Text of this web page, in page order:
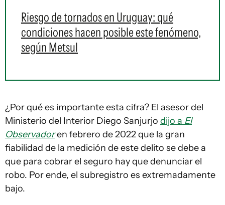
Riesgo de tornados en Uruguay: qué
condiciones hacen posible este fenómeno,
según Metsul
¿Por qué es importante esta cifra? El asesor del
Ministerio del Interior Diego Sanjurjo dijo a El
Observadoren febrero de 2022 que la gran
fiabilidad de la medición de este delito se debe a
que para cobrar el seguro hay que denunciar el
robo. Por ende, el subregistro es extremadamente
bajo.